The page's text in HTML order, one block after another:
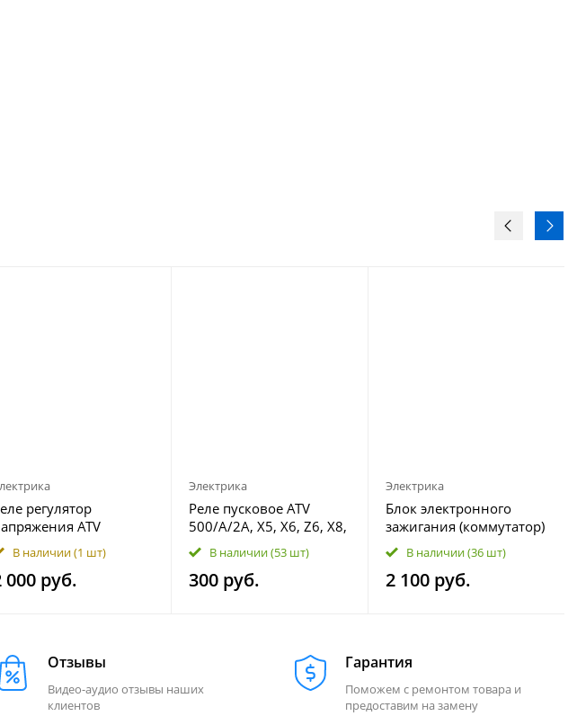
регулятор
ATV
500\A\2A, X5 0180-
В наличии(1 шт)
000 руб.
Электрика
Реле пусковое ATV
500/A/2A, X5, X6, Z6, X8,
Z10 8030-151400
В наличии(53 шт)
300 руб.
Электрика
Блок электронного
зажигания (коммутатор)
CDI 4T ATV 500-A/2A, X5,
Z6-EFI 0180-153000
В наличии(36 шт)
2 100 руб.
Отзывы
Видео-аудио отзывы наших
клиентов
Гарантия
Поможем с ремонтом товара и
предоставим на замену